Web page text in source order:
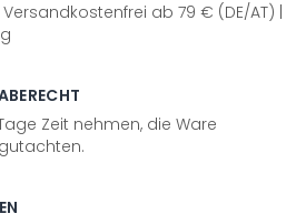
ab 79 € (DE/AT) |
Zeit nehmen, die Ware